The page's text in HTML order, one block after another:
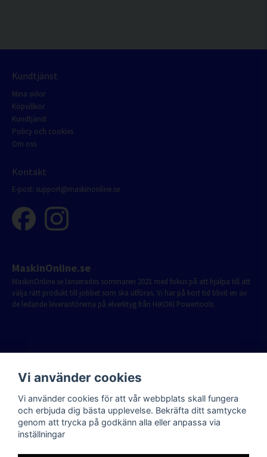
Kundtjänst
Mina sidor
Köpvillkor
Kundtjänst
Policy och cookies
Om oss
Kontakt
E-post: support@maskinonline.se
MaskinOnline.se
MaskinOnline.se lanserades sommaren 2021 med fokus på att hjälpa till att
välja rätt produkt till jobbet som ska utföras. Vi har på kort tid blivit en av
de ledande leverantörerna på elverktyg från HiKOKI Powertools.
Vi använder cookies
Vi använder cookies för att vår webbplats skall fungera
och erbjuda dig bästa upplevelse. Bekräfta ditt samtycke
genom att trycka på godkänn alla eller anpassa via
inställningar